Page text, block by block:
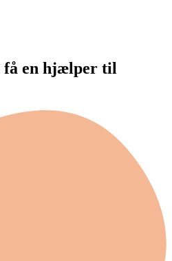
få en hjælper til